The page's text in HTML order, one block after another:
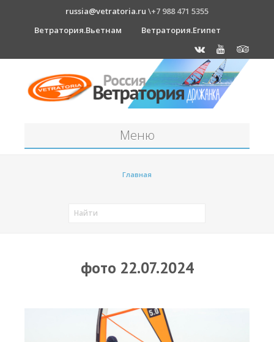
russia@vetratoria.ru \+7 988 471 5355
Ветратория.Вьетнам
Ветратория.Египет
Меню
Активности
Главная
фото 22.07.2024